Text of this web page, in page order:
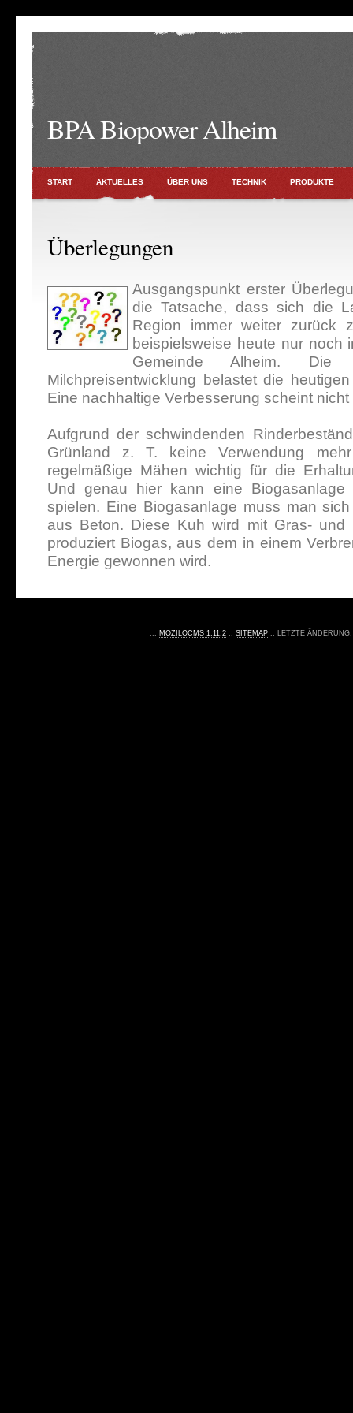
BPA Biopower Alheim
START AKTUELLES ÜBER UNS TECHNIK PRODUKTE
Überlegungen
Ausgangspunkt erster
die Tatsache, dass sich die
Region immer weiter zurück
beispielsweise heute nur noch
Gemeinde Alheim. Die
Milchpreisentwicklung belastet die
Eine nachhaltige Verbesserung scheint nicht
Aufgrund der schwindenden
Grünland z. T. keine Verwendung
regelmäßige Mähen wichtig für die
Und genau hier kann eine Biogasanlage
spielen. Eine Biogasanlage muss man
aus Beton. Diese Kuh wird mit Gras- und
produziert Biogas, aus dem in einem
Energie gewonnen wird.
.:: MOZILOCMS 1.11.2 :: SITEMAP :: LETZTE